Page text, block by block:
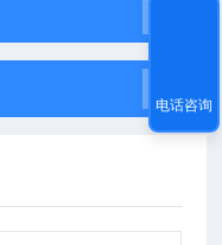
电话咨询